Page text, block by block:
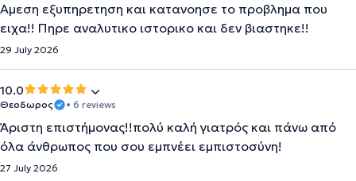
Αμεση εξυπηρετηση και κατανοησε το προβλημα που
ειχα!! Πηρε αναλυτικο ιστορικο και δεν βιαστηκε!!
29 July 2026
10.0
Θεοδωρος • 6 reviews
Άριστη επιστήμονας!!πολύ καλή γιατρός και πάνω από
όλα άνθρωπος που σου εμπνέει εμπιστοσύνη!
27 July 2026